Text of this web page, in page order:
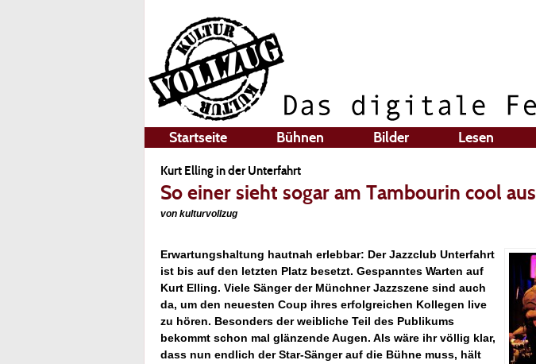
Startseite Bühnen Bilder Lesen
Kurt Elling in der Unterfahrt
So einer sieht sogar am Tambourin cool aus
von kulturvollzug
Erwartungshaltung hautnah erlebbar: Der Jazzclub Unterfahrt
ist bis auf den letzten Platz besetzt. Gespanntes Warten auf
Kurt Elling. Viele Sänger der Münchner Jazzszene sind auch
da, um den neuesten Coup ihres erfolgreichen Kollegen live
zu hören. Besonders der weibliche Teil des Publikums
bekommt schon mal glänzende Augen. Als wäre ihr völlig klar,
dass nun endlich der Star-Sänger auf die Bühne muss, hält